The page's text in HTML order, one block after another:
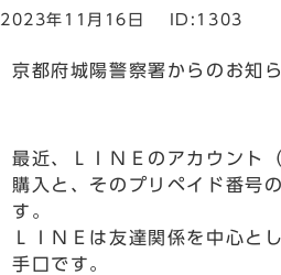
2023年11月16日 ID:1303
京都府城陽警察署からのお知
最近、ＬＩＮＥのアカウント
購入と、そのプリペイド番号
す。
ＬＩＮＥは友達関係を中心と
手口です。